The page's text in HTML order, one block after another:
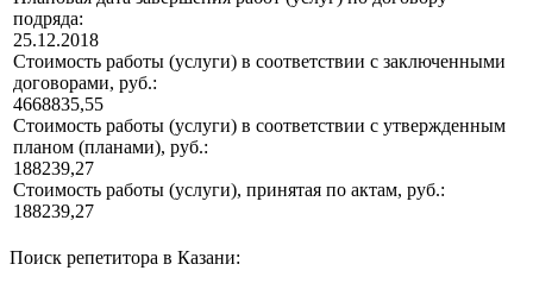
подряда:
25.12.2018
Стоимость работы (услуги) в соответствии с заключенными
договорами, руб.:
4668835,55
Стоимость работы (услуги) в соответствии с утвержденным
планом (планами), руб.:
188239,27
Стоимость работы (услуги), принятая по актам, руб.:
188239,27
Поиск репетитора в Казани: